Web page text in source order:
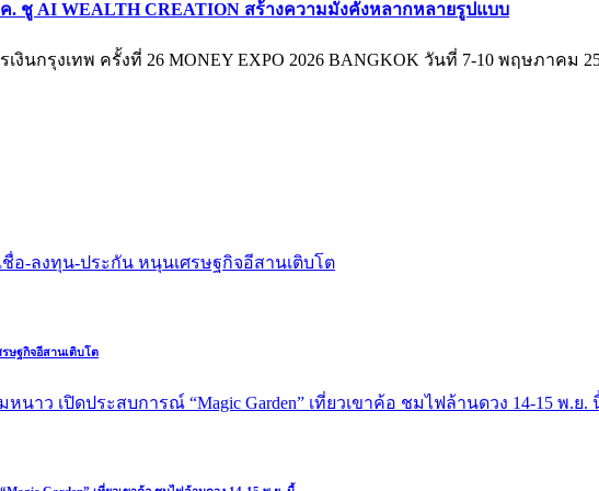
. ชู AI WEALTH CREATION สร้างความมั่งคั่งหลากหลายรูปแบบ
งินกรุงเทพ ครั้งที่ 26 MONEY EXPO 2026 BANGKOK วันที่ 7-10 พฤษภาคม
ษฐกิจอีสานเติบโต